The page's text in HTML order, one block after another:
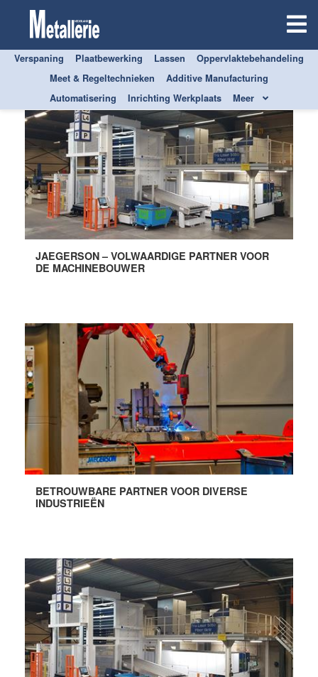
Verspaning Plaatbewerking Lassen
Oppervlaktebehandeling
Meet & Regeltechnieken
Additive Manufacturing
Automatisering
Inrichting Werkplaats Meer
JAEGERSON – VOLWAARDIGE PARTNER VOOR
DE MACHINEBOUWER
BETROUWBARE PARTNER VOOR DIVERSE
INDUSTRIEËN